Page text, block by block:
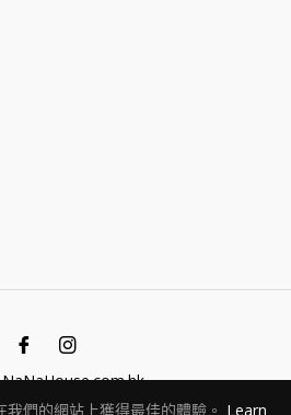
Ins
.
們的網站上獲得最佳的體驗。 Learn